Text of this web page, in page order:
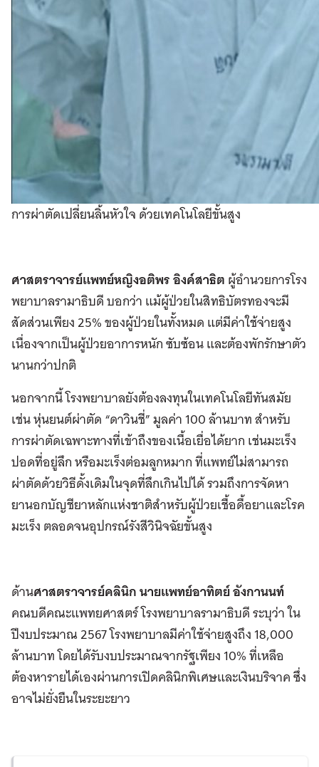
การผ่าตัดเปลี่ยนลิ้นหัวใจ ด้วยเทคโนโลยีขั้นสูง
ศาสตราจารย์แพทย์หญิงอติพร อิงค์สาธิตผู้อำนวยการโรง
พยาบาลรามาธิบดี บอกว่า แม้ผู้ป่วยในสิทธิบัตรทองจะมี
สัดส่วนเพียง 25% ของผู้ป่วยในทั้งหมด แต่มีค่าใช้จ่ายสูง
เนื่องจากเป็นผู้ป่วยอาการหนัก ซับซ้อน และต้องพักรักษาตัว
นานกว่าปกติ
นอกจากนี้ โรงพยาบาลยังต้องลงทุนในเทคโนโลยีทันสมัย
เช่น หุ่นยนต์ผ่าตัด “ดาวินชี่” มูลค่า 100 ล้านบาท สำหรับ
การผ่าตัดเฉพาะทางที่เข้าถึงของเนื้อเยื่อได้ยาก เช่นมะเร็ง
ปอดที่อยู่ลึก หรือมะเร็งต่อมลูกหมาก ที่แพทย์ไม่สามารถ
ผ่าตัดด้วยวิธีดั้งเดิมในจุดที่ลึกเกินไปได้ รวมถึงการจัดหา
ยานอกบัญชียาหลักแห่งชาติสำหรับผู้ป่วยเชื้อดื้อยาและโรค
มะเร็ง ตลอดจนอุปกรณ์รังสีวินิจฉัยขั้นสูง
ด้านศาสตราจารย์คลินิก นายแพทย์อาทิตย์ อังกานนท์
คณบดีคณะแพทยศาสตร์ โรงพยาบาลรามาธิบดี ระบุว่า ใน
ปีงบประมาณ 2567 โรงพยาบาลมีค่าใช้จ่ายสูงถึง 18,000
ล้านบาท โดยได้รับงบประมาณจากรัฐเพียง 10% ที่เหลือ
ต้องหารายได้เองผ่านการเปิดคลินิกพิเศษและเงินบริจาค ซึ่ง
อาจไม่ยั่งยืนในระยะยาว